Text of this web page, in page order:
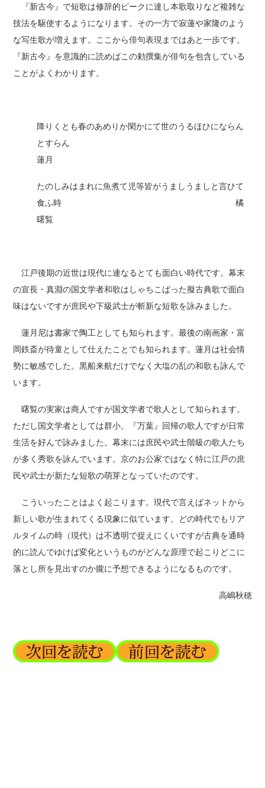
『新古今』で短歌は修辞的ピークに達し本歌取りなど複雑な
技法を駆使するようになります。その一方で寂蓮や家隆のよう
な写生歌が増えます。ここから俳句表現まではあと一歩です。
『新古今』を意識的に読めばこの勅撰集が俳句を包含している
ことがよくわかります。
降りくとも春のあめりか閑かにて世のうるほひにならん
とすらん
蓮月
たのしみはまれに魚煮て児等皆がうましうましと言ひて
食ふ時 橘
曙覧
江戸後期の近世は現代に連なるとても面白い時代です。幕末
の宣長・真淵の国文学者和歌はしゃちこばった擬古典歌で面白
味はないですが庶民や下級武士が斬新な短歌を詠みました。
蓮月尼は書家で陶工としても知られます。最後の南画家・富
岡鉄斎が待童として仕えたことでも知られます。蓮月は社会情
勢に敏感でした。黒船来航だけでなく大塩の乱の和歌も詠んで
います。
曙覧の実家は商人ですが国文学者で歌人として知られます。
ただし国文学者としては群小。『万葉』回帰の歌人ですが日常
生活を好んで詠みました。幕末には庶民や武士階級の歌人たち
が多く秀歌を詠んでいます。京のお公家ではなく特に江戸の庶
民や武士が新たな短歌の萌芽となっていたのです。
こういったことはよく起こります。現代で言えばネットから
新しい歌が生まれてくる現象に似ています。どの時代でもリア
ルタイムの時（現代）は不透明で捉えにくいですが古典を通時
的に読んでゆけば変化というものがどんな原理で起こりどこに
落とし所を見出すのか朧に予想できるようになるものです。
高嶋秋穂